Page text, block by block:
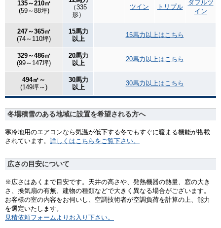
135～210㎡
(59～88坪)
（335
形）
ツイン トリプル
ダブルツ
イン
247～365㎡
(74～110坪)
15馬力
以上
15馬力以上はこちら
329～486㎡
(99～147坪)
20馬力
以上
20馬力以上はこちら
494㎡～
(149坪～)
30馬力
以上
30馬力以上はこちら
冬場積雪のある地域に設置を希望される方へ
寒冷地用のエアコンなら気温が低下する冬でもすぐに暖まる機能が搭載
されています。 詳しくはこちらをご覧下さい。
広さの目安について
※広さはあくまで目安です。天井の高さや、発熱機器の熱量、窓の大き
さ、換気扇の有無、建物の種類などで大きく異なる場合がございます。
お客様の室の内容をお伺いし、空調技術者が空調負荷を計算の上、能力
を選定いたします。
見積依頼フォームよりお入り下さい。